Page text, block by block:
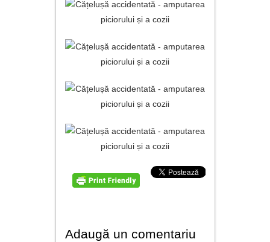
Adaugă un comentariu